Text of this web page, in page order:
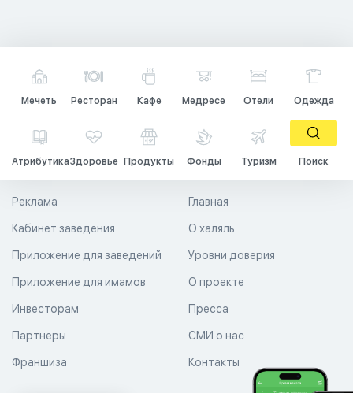
Мечеть Ресторан Кафе Медресе Отели Одежда
АтрибутикаЗдоровье Продукты Фонды Туризм Поиск
Главная
О халяль
Уровни доверия
Реклама
Кабинет заведения
Приложение для заведений
Приложение для имамов О проекте
Пресса
СМИ о нас
Контакты
Инвесторам
Партнеры
Франшиза